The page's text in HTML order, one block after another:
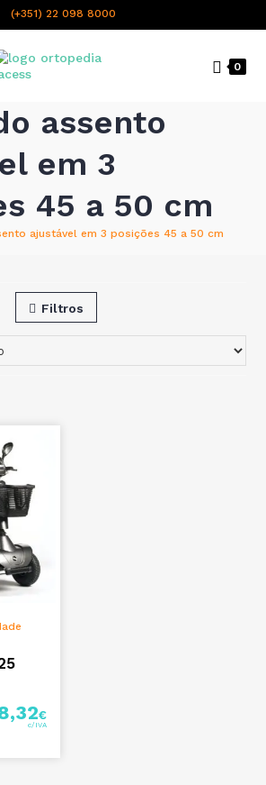
(+351) 22 098 8000
0
assento
em 3
45 a 50 cm
ajustável em 3 posições 45 a 50 cm
Filtros
€